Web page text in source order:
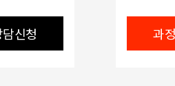
신청 과